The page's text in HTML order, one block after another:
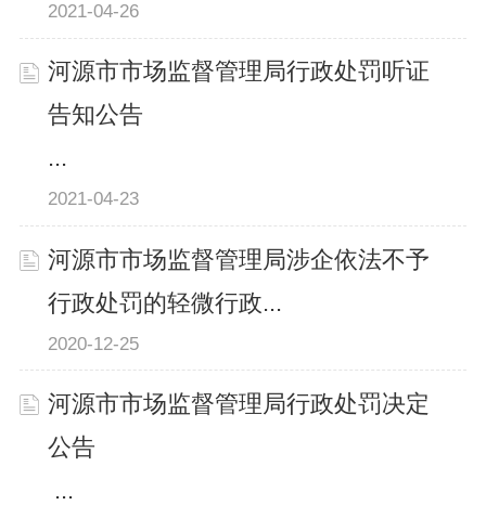
2021-04-26
河源市市场监督管理局行政处罚听证
告知公告
...
2021-04-23
河源市市场监督管理局涉企依法不予
行政处罚的轻微行政...
2020-12-25
河源市市场监督管理局行政处罚决定
公告
​ ...